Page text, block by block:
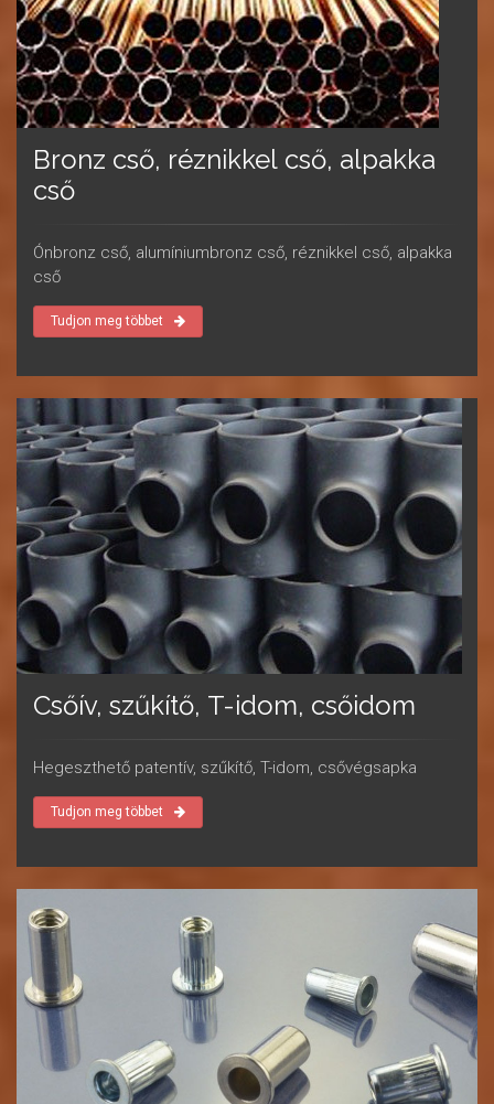
Bronz cső, réznikkel cső, alpakka
cső
Ónbronz cső, alumíniumbronz cső, réznikkel cső, alpakka
cső
Tudjon meg többet
Csőív, szűkítő, T-idom, csőidom
Hegeszthető patentív, szűkítő, T-idom, csővégsapka
Tudjon meg többet